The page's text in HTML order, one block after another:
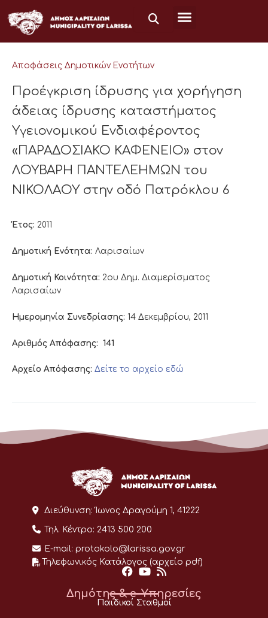
στο
περιεχόμενο
Αποφάσεις Δημοτικών Ενοτήτων
Προέγκριση ίδρυσης για χορήγηση
άδειας ίδρυσης καταστήματος
Υγειονομικού Ενδιαφέροντος
«ΠΑΡΑΔΟΣΙΑΚΟ ΚΑΦΕΝΕΙΟ» στον
ΛΟΥΒΑΡΗ ΠΑΝΤΕΛΕΗΜΩΝ του
ΝΙΚΟΛΑΟΥ στην οδό Πατρόκλου 6
Έτος: 2011
Δημοτική Ενότητα: Λαρισαίων
Δημοτική Κοινότητα: 2ου Δημ. Διαμερίσματος
Λαρισαίων
Ημερομηνία Συνεδρίασης: 14 Δεκεμβρίου, 2011
Αριθμός Απόφασης: 141
Αρχείο Απόφασης: Δείτε το αρχείο εδώ
Διεύθυνση: Ίωνος Δραγούμη 1, 41222
Τηλ. Κέντρο: 2413 500 200
E-mail: protokolo@larissa.gov.gr
Τηλεφωνικός Κατάλογος (αρχείο pdf)
Δημότης & e-Υπηρεσίες
Παιδικοί Σταθμοί